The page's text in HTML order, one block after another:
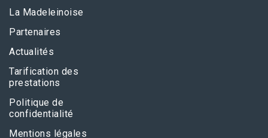
La Madeleinoise
Partenaires
Actualités
Tarification des
prestations
Politique de
confidentialité
Mentions légales